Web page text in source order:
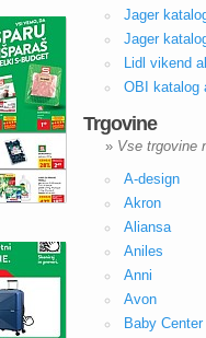
Jager
Jager
Lidl vikend
OBI katalog
Trgovine
» Vse trgovine
A-design
Akron
Aliansa
Aniles
Anni
Avon
Baby Center